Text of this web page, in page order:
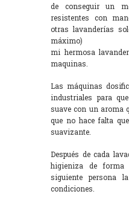
de conseguir un
resistentes con
otras lavanderías
máximo)
mi hermosa
maquinas.
Las máquinas
industriales para
suave con un aroma
que no hace falta
suavizante.
Después de cada
higieniza de forma
siguiente persona
condiciones.